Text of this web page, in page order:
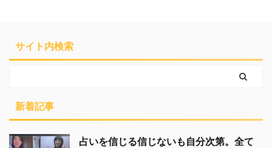
サイト内検索
新着記事
占いを信じる信じないも自分次第。全て